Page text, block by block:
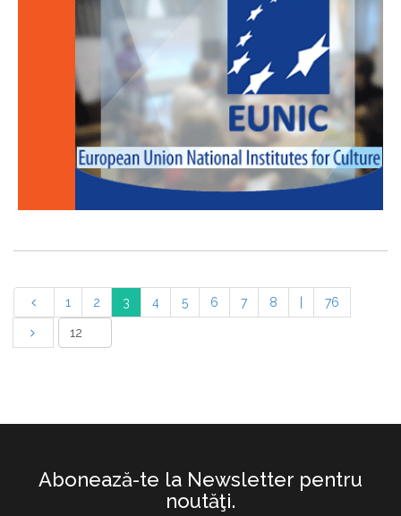
1 2 3 4 5 6 7 8 76
Abonează-te la Newsletter pentru
noutăţi.